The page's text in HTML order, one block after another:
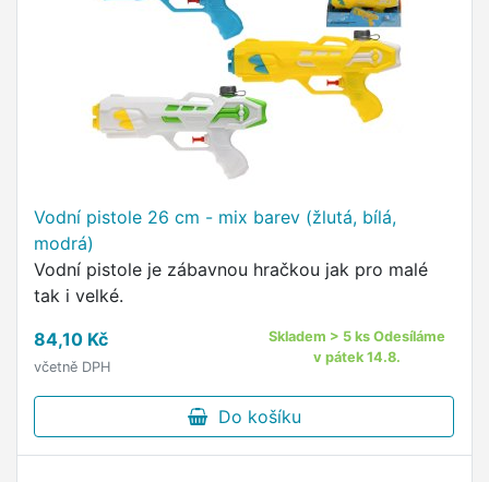
Vodní pistole 26 cm - mix barev (žlutá, bílá,
modrá)
Vodní pistole je zábavnou hračkou jak pro malé
tak i velké.
84,10 Kč
včetně DPH
Skladem > 5 ks Odesíláme
v pátek 14.8.
Do košíku